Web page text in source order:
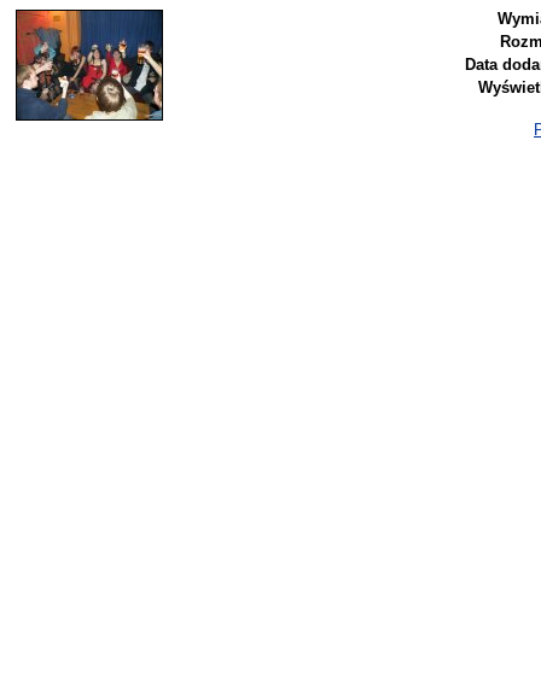
Data